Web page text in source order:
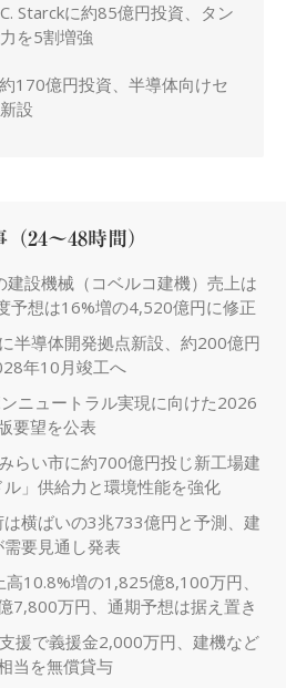
Starckに約85億円投資、タン
を5割増強
170億円投資、半導体向けセ
設
（24～48時間）
設機械（コベルコ建機）売上は
予想は16%増の4,520億円に修正
半導体開発拠点新設、約200億円
年10月竣工へ
ニュートラル実現に向けた2026
要望を公表
らい市に約700億円投じ新工場建
」供給力と環境性能を強化
横ばいの3兆733億円と予測、建
要見通し発表
10.8%増の1,825億8,100万円、
7,800万円、通期予想は据え置き
援で義援金2,000万円、建機など
当を無償貸与